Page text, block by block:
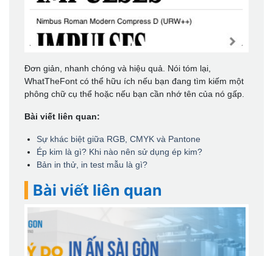
Đơn giản, nhanh chóng và hiệu quả. Nói tóm lại,
WhatTheFont có thể hữu ích nếu bạn đang tìm kiếm một
phông chữ cụ thể hoặc nếu bạn cần nhớ tên của nó gấp.
Bài viết liên quan:
Sự khác biệt giữa RGB, CMYK và Pantone
Ép kim là gì? Khi nào nên sử dụng ép kim?
Bản in thử, in test mẫu là gì?
Bài viết liên quan